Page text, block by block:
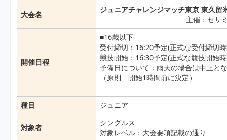
大会名
ジュニアチャレンジマッチ東京 東久留
主催：セサ
開催日程
■16歳以下
受付締切：16:20予定(正式な受付締切
競技開始：16:30予定(正式な競技開始
予備日について：雨天の場合は中止と
（原則 開始1時間前に決定）
種目 ジュニア
対象者
シングルス
対象レベル：大会要項記載の通り